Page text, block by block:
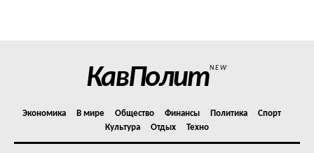
КавПолитNEW
Экономика В мире Общество Финансы Политика
Спорт
Культура
Отдых Техно